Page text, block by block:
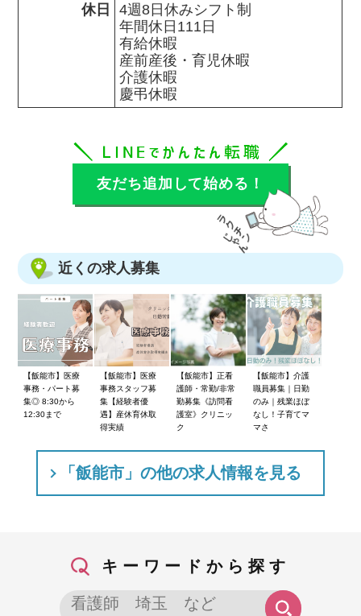
休日
4週8日休みシフト制
年間休日111日
有給休暇
産前産後・育児休暇
介護休暇
慶弔休暇
友だち追加して始める！
近くの求人募集
【飯能市】医療
事務・パート募
集◎ 8:30から
12:30まで
【飯能市】医療
事務スタッフ募
集【経験者優
遇】産休育休取
得実績
【飯能市】正看
護師・常勤/非常
勤募集《訪問看
護室》クリニッ
ク
【飯能市】介護
職員募集｜日勤
のみ｜残業ほぼ
なし！子育てマ
マさ
「飯能市」の他の求人情報を見る
キーワードから探す